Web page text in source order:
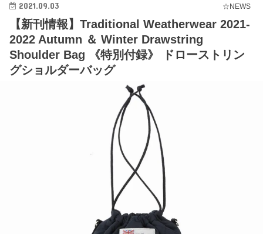
☆NEWS
2021.09.03
【新刊情報】Traditional Weatherwear 2021-
2022 Autumn ＆ Winter Drawstring
Shoulder Bag 《特別付録》 ドローストリン
グショルダーバッグ